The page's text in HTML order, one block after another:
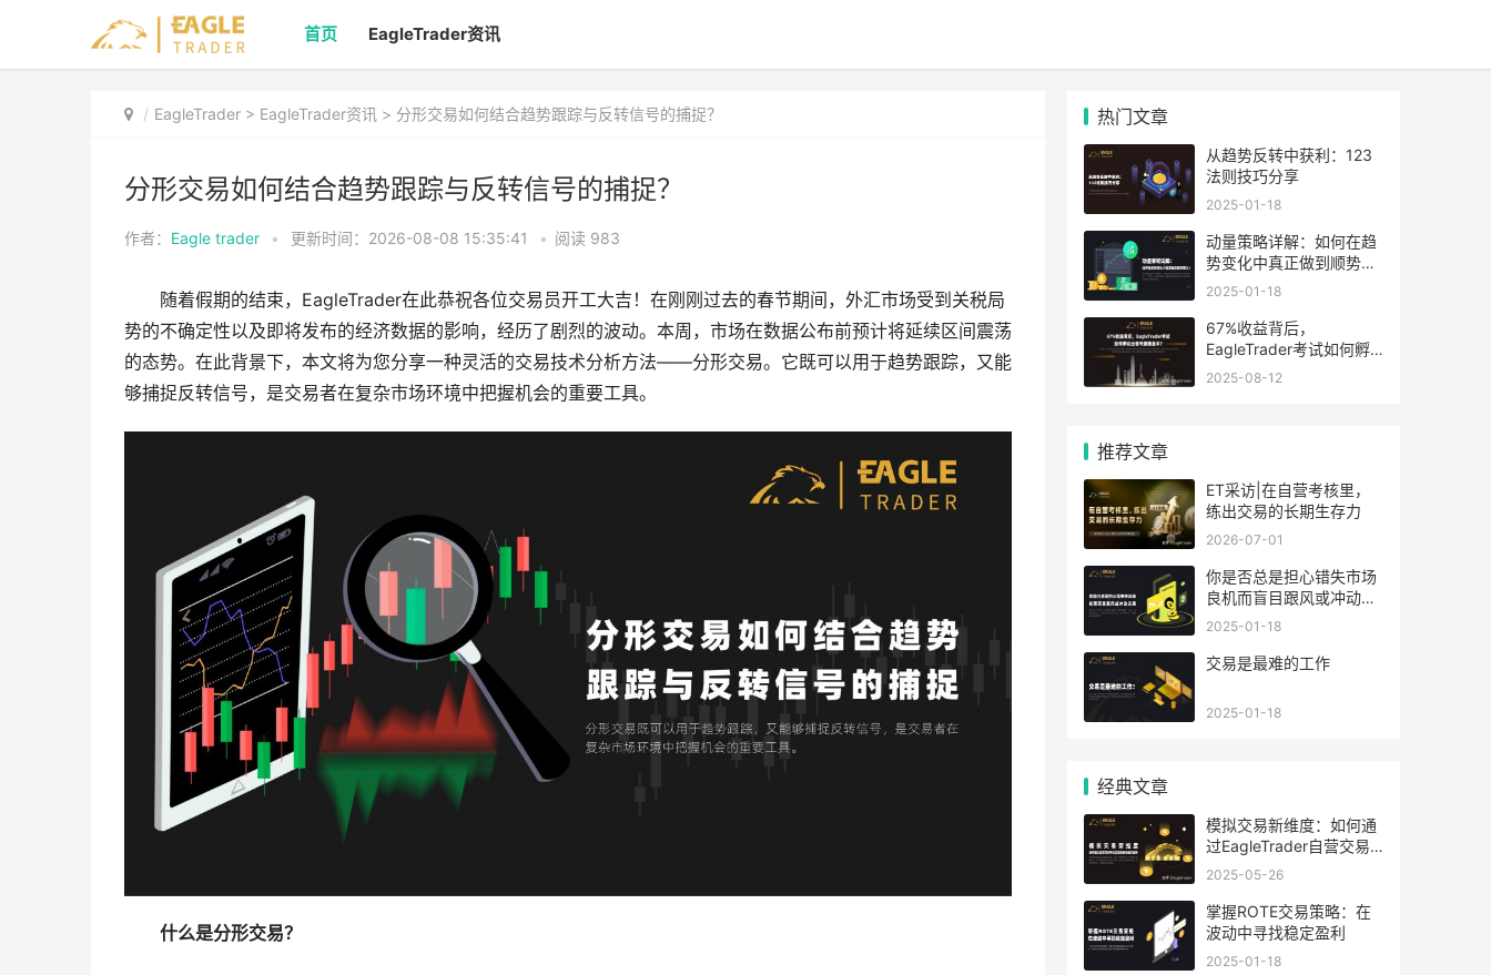
首页 EagleTrader资讯
EagleTrader > EagleTrader资讯 > 分形交易如何结合趋势跟踪与反转信号的捕捉？
分形交易如何结合趋势跟踪与反转信号的捕捉？
作者： Eagle trader • 更新时间：2026-08-08 15:35:41 • 阅读 983
随着假期的结束，EagleTrader在此恭祝各位交易员开工大吉！在刚刚过去的春节期间，外汇市场受到关税局
势的不确定性以及即将发布的经济数据的影响，经历了剧烈的波动。本周，市场在数据公布前预计将延续区间震荡
的态势。在此背景下，本文将为您分享一种灵活的交易技术分析方法——分形交易。它既可以用于趋势跟踪，又能
够捕捉反转信号，是交易者在复杂市场环境中把握机会的重要工具。
什么是分形交易？
热门文章
从趋势反转中获利：123
法则技巧分享
2025-01-18
动量策略详解：如何在趋
势变化中真正做到顺势而
为？
2025-01-18
67%收益背后，
EagleTrader考试如何孵
化出信号源操盘手
2025-08-12
推荐文章
ET采访|在自营考核里，
练出交易的长期生存力
2026-07-01
你是否总是担心错失市场
良机而盲目跟风或冲动交
易？
2025-01-18
​交易是最难的工作
2025-01-18
经典文章
模拟交易新维度：如何通
过EagleTrader自营交易
考试实现策略收益双提升
2025-05-26
​掌握ROTE交易策略：在
波动中寻找稳定盈利
2025-01-18